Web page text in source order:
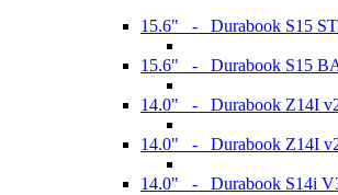
15.6" - Durabook S15
15.6" - Durabook S15
14.0" - Durabook Z14I
14.0" - Durabook Z14I
14.0" - Durabook S14i